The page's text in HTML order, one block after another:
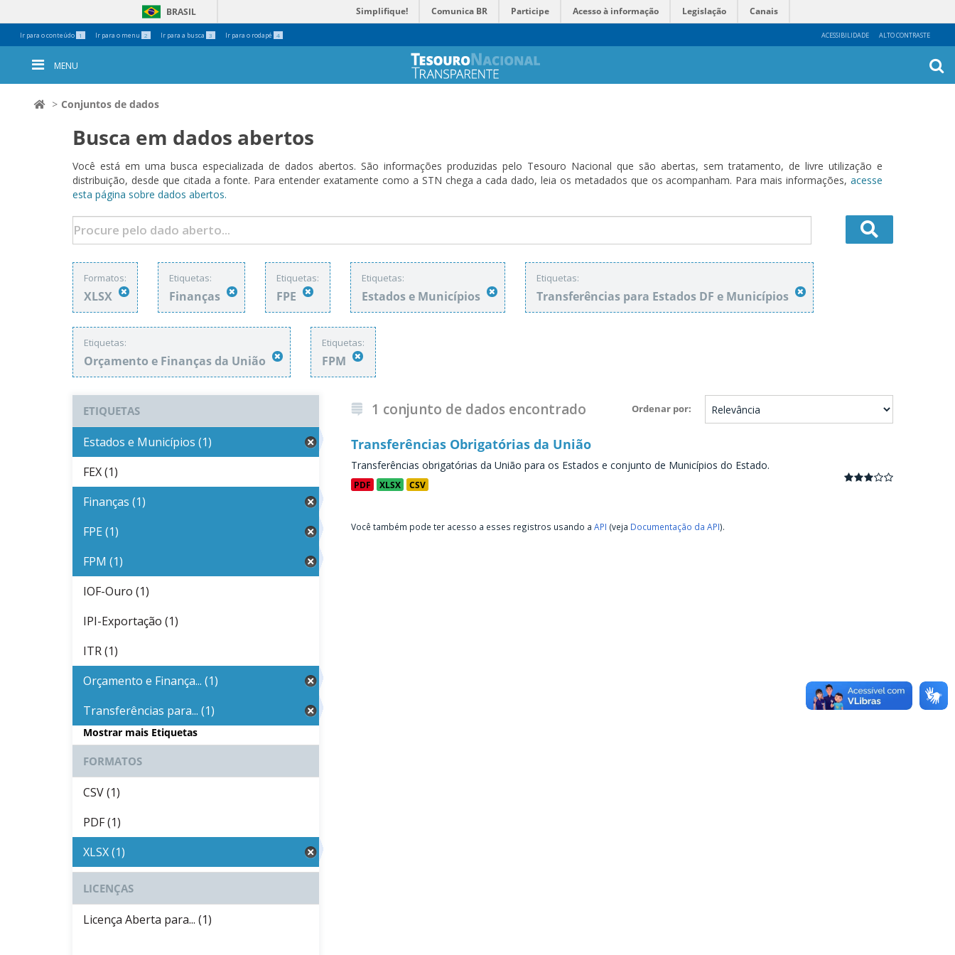
Ir para o conteúdo 1 Ir para o menu 2 Ir para a busca 3 Ir para o rodapé 4 ACESSIBILIDADE ALTO CONTRASTE
BRASIL Simplifique! Comunica BR Participe Acesso à informação Legislação Canais
Ferramentas
Pessoais
MENU
Conjuntos de dados
Busca em dados abertos
Você está em uma busca especializada de dados abertos. São informações produzidas pelo Tesouro Nacional que são abertas, sem tratamento, de livre utilização e
distribuição, desde que citada a fonte. Para entender exatamente como a STN chega a cada dado, leia os metadados que os acompanham. Para mais informações, acesse
esta página sobre dados abertos.
Formatos:
XLSX
Etiquetas:
Finanças
Etiquetas:
FPE
Etiquetas:
Estados e Municípios
Etiquetas:
Transferências para Estados DF e Municípios
Etiquetas:
Orçamento e Finanças da União
Etiquetas:
FPM
Ordenar por
1 conjunto de dados encontrado
Transferências Obrigatórias da União
Transferências obrigatórias da União para os Estados e conjunto de Municípios do Estado.
PDF XLSX CSV
Você também pode ter acesso a esses registros usando a API (veja Documentação da API).
ETIQUETAS
Estados e Municípios (1)
FEX (1)
Finanças (1)
FPE (1)
FPM (1)
IOF-Ouro (1)
IPI-Exportação (1)
ITR (1)
Orçamento e Finança... (1)
Transferências para... (1)
Mostrar mais Etiquetas
FORMATOS
CSV (1)
PDF (1)
XLSX (1)
LICENÇAS
Licença Aberta para... (1)